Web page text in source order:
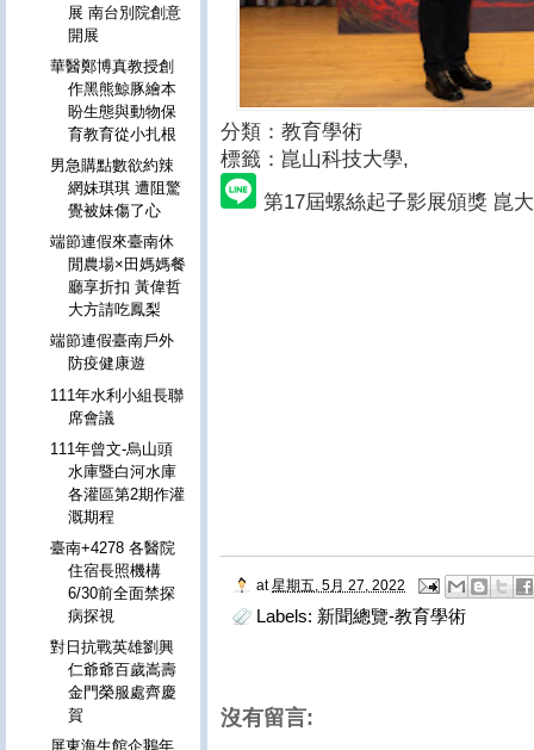
分類：教育學術
標籤：崑山科技大學,
第17屆螺絲起子影展頒獎 崑
at 星期五, 5月 27, 2022
Labels: 新聞總覽-教育學術
沒有留言:
展 南台別院創意
開展
華醫鄭博真教授創
作黑熊鯨豚繪本
盼生態與動物保
育教育從小扎根
男急購點數欲約辣
網妹琪琪 遭阻驚
覺被妹傷了心
端節連假來臺南休
閒農場×田媽媽餐
廳享折扣 黃偉哲
大方請吃鳳梨
端節連假臺南戶外
防疫健康遊
111年水利小組長聯
席會議
111年曾文-烏山頭
水庫暨白河水庫
各灌區第2期作灌
溉期程
臺南+4278 各醫院
住宿長照機構
6/30前全面禁探
病探視
對日抗戰英雄劉興
仁爺爺百歲嵩壽
金門榮服處齊慶
賀
屏東海生館企鵝年